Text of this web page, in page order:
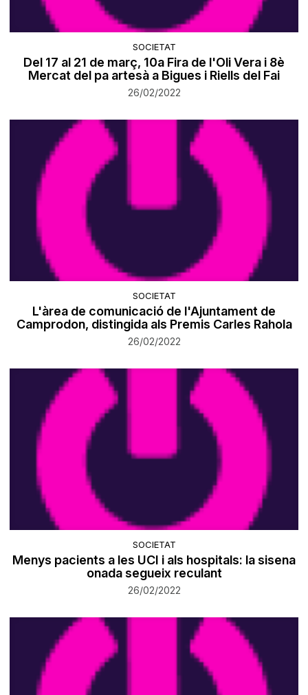
SOCIETAT
​Del 17 al 21 de març, 10a Fira de l'Oli Vera i 8è
Mercat del pa artesà a Bigues i Riells del Fai
26/02/2022
SOCIETAT
L'àrea de comunicació de l'Ajuntament de
Camprodon, distingida als Premis Carles Rahola
26/02/2022
SOCIETAT
Menys pacients a les UCI i als hospitals: la sisena
onada segueix reculant
26/02/2022